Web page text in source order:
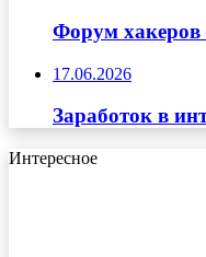
Форум хакеров
17.06.2026
Заработок в
Интересное